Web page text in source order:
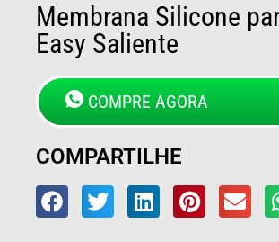
Membrana Silicone
Easy Saliente
COMPRE AGORA
COMPARTILHE